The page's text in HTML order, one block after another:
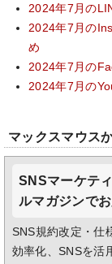
2024年7月の
2024年7月の
め
2024年7月の
2024年7月の
マックスマウス
SNSマーケテ
ルマガジンでお
SNS規約改定・仕
効率化、SNSを活